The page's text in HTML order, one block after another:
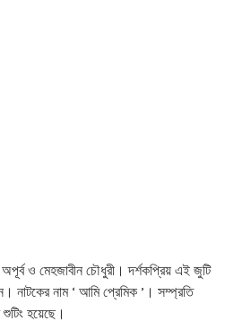
ও মেহজাবীন চৌধুরী। দর্শকপ্রিয় এই জুটি
নাটকের নাম ‘ আমি প্রেমিক ’। সম্প্রতি
হয়েছে।